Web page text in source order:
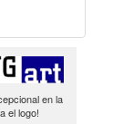
en la
el logo!